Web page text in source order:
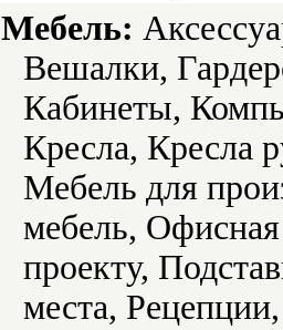
Мебель:
Вешалки,
Кабинеты,
Кресла, Кресла
Мебель для
мебель,
проекту,
места,